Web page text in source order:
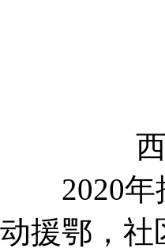
2020年抗
动援鄂，社